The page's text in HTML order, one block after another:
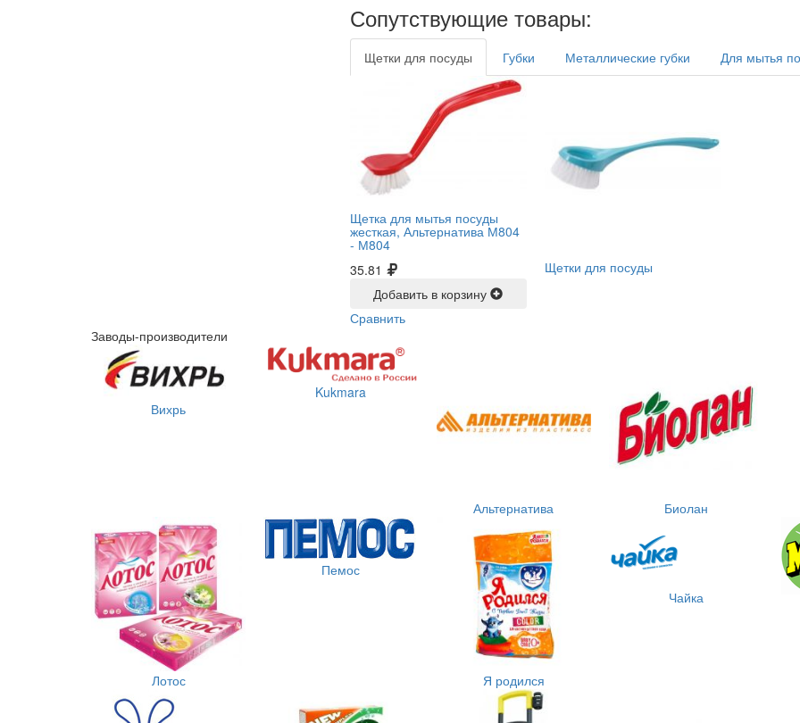
Сопутствующие товары:
Щетки для посуды Губки Металлические губки Для мытья
Щетка для мытья посуды
жесткая, Альтернатива М804
- М804
35.81
Добавить в корзину
Сравнить
Щетки для посуды
Заводы-производители
Вихрь
Kukmara
Альтернатива Биолан
Лотос
Пемос
Я родился
Чайка